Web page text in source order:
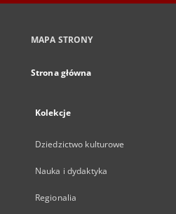
MAPA STRONY
Strona główna
Kolekcje
Dziedzictwo kulturowe
Nauka i dydaktyka
Regionalia